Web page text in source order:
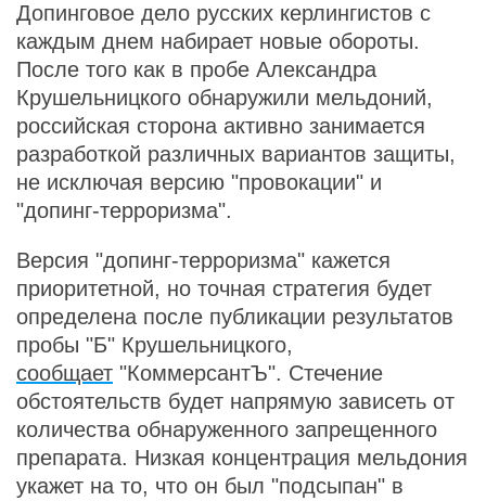
Допинговое дело русских керлингистов с
каждым днем набирает новые обороты.
После того как в пробе Александра
Крушельницкого обнаружили мельдоний,
российская сторона активно занимается
разработкой различных вариантов защиты,
не исключая версию "провокации" и
"допинг-терроризма".
Версия "допинг-терроризма" кажется
приоритетной, но точная стратегия будет
определена после публикации результатов
пробы "Б" Крушельницкого,
сообщает "КоммерсантЪ". Стечение
обстоятельств будет напрямую зависеть от
количества обнаруженного запрещенного
препарата. Низкая концентрация мельдония
укажет на то, что он был "подсыпан" в